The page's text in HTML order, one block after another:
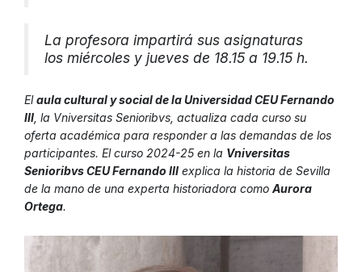
La profesora impartirá sus asignaturas
los miércoles y jueves de 18.15 a 19.15 h.
Elaula cultural y social de la Universidad CEU Fernando
III , la Vniversitas Senioribvs, actualiza cada curso su
oferta académica para responder a las demandas de los
participantes. El curso 2024-25 en la Vniversitas
Senioribvs CEU Fernando III explica la historia de Sevilla
de la mano de una experta historiadora como Aurora
Ortega.